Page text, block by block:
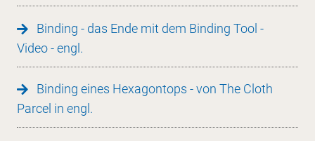
Binding - das Ende mit dem Binding Tool -
Video - engl.
Binding eines Hexagontops - von The Cloth
Parcel in engl.